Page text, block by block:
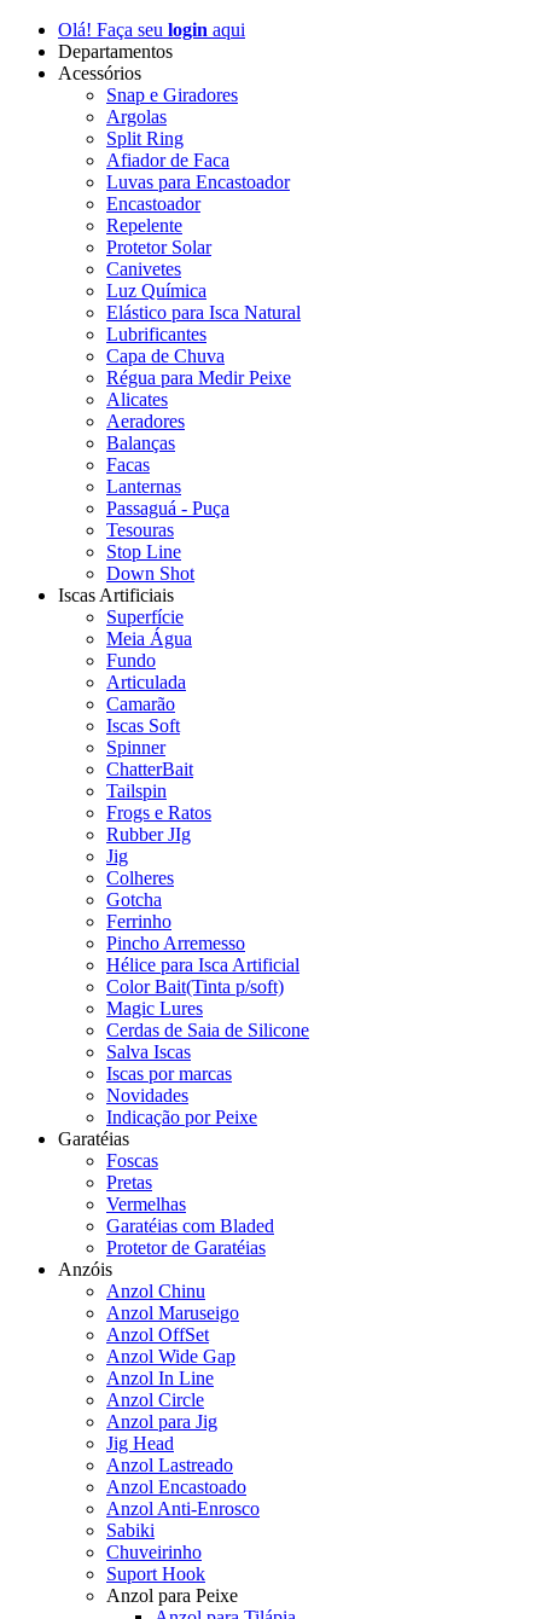
Olá! Faça seu login aqui
Departamentos
Acessórios
Snap e Giradores
Argolas
Split Ring
Afiador de Faca
Luvas para Encastoador
Encastoador
Repelente
Protetor Solar
Canivetes
Luz Química
Elástico para Isca Natural
Lubrificantes
Capa de Chuva
Régua para Medir Peixe
Alicates
Aeradores
Balanças
Facas
Lanternas
Passaguá - Puça
Tesouras
Stop Line
Down Shot
Iscas Artificiais
Superfície
Meia Água
Fundo
Articulada
Camarão
Iscas Soft
Spinner
ChatterBait
Tailspin
Frogs e Ratos
Rubber JIg
Jig
Colheres
Gotcha
Ferrinho
Pincho Arremesso
Hélice para Isca Artificial
Color Bait(Tinta p/soft)
Magic Lures
Cerdas de Saia de Silicone
Salva Iscas
Iscas por marcas
Novidades
Indicação por Peixe
Garatéias
Foscas
Pretas
Vermelhas
Garatéias com Bladed
Protetor de Garatéias
Anzóis
Anzol Chinu
Anzol Maruseigo
Anzol OffSet
Anzol Wide Gap
Anzol In Line
Anzol Circle
Anzol para Jig
Jig Head
Anzol Lastreado
Anzol Encastoado
Anzol Anti-Enrosco
Sabiki
Chuveirinho
Suport Hook
Anzol para Peixe